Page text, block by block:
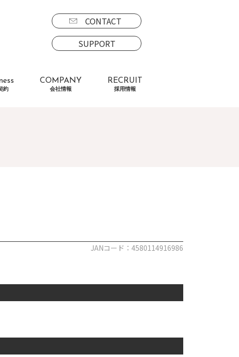
CONTACT
SUPPORT
約
COMPANY
会社情報
RECRUIT
採用情報
JANコード：4580114916986